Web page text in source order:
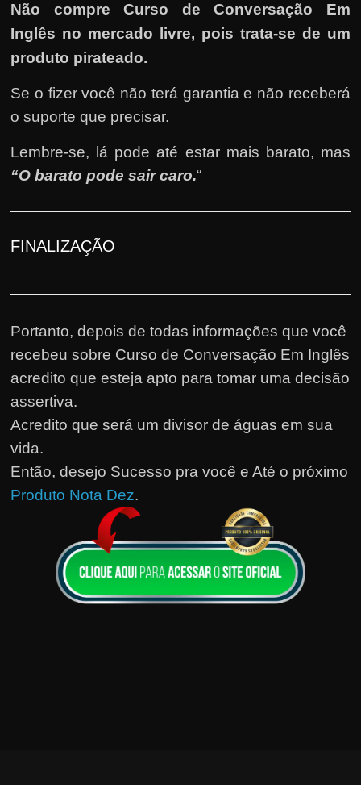
Não compre Curso de Conversação Em
Inglês no mercado livre, pois trata-se de um
produto pirateado.
Se o fizer você não terá garantia e não receberá
o suporte que precisar.
Lembre-se, lá pode até estar mais barato, mas
“O barato pode sair caro.“
FINALIZAÇÃO
Portanto, depois de todas informações que você
recebeu sobre Curso de Conversação Em Inglês
acredito que esteja apto para tomar uma decisão
assertiva.
Acredito que será um divisor de águas em sua
vida.
Então, desejo Sucesso pra você e Até o próximo
Produto Nota Dez.